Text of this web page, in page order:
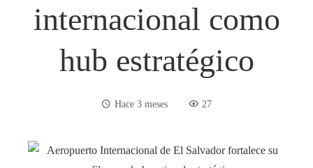
internacional como
hub estratégico
Hace 3 meses 27